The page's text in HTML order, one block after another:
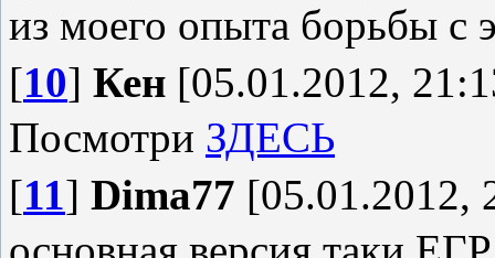
из моего опыта борьбы с
[10] Кен [05.01.2012,
Посмотри ЗДЕСЬ
[11] Dima77 [05.01.2012,